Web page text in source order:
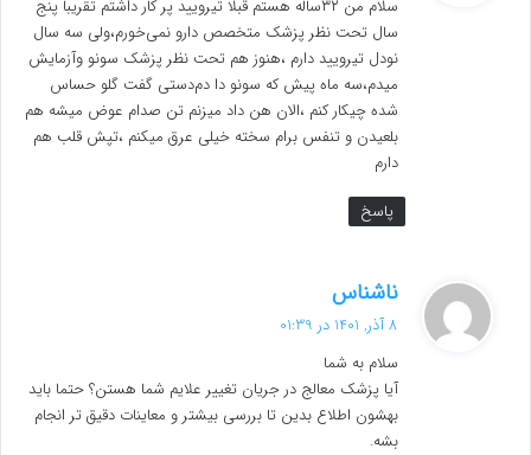
:
سلام من ۳۲ساله هستم قبلا تیرویید پر کار داشتم تقریبا پنج
سال تحت نظر پزشک متخصص دارو نمی‌خورم،ولی سه سال
نودل تیرویید دارم ،هنوز هم تحت نظر پزشک سونو وآزمایش
میدم،سه ماه پیش که سونو دا دم‌دستی گفت گلو حساس
شده چیکار کنم ،الان هن داد میزنم تن صدام عوض میشه هم
بلعیدن و تنفس برام سخته خیلی عرق میکنم ،تپش قلب هم
دارم
پاسخ
ناشناس
ت
:
8 آذر, 1401 در 01:39
سلام به شما
آیا پزشک معالج در جریان تغییر علایم شما هستن؟ حتما باید
بهشون اطلاع بدین تا بررسی بیشتر و معاینات دقیق تر انجام
بشه.